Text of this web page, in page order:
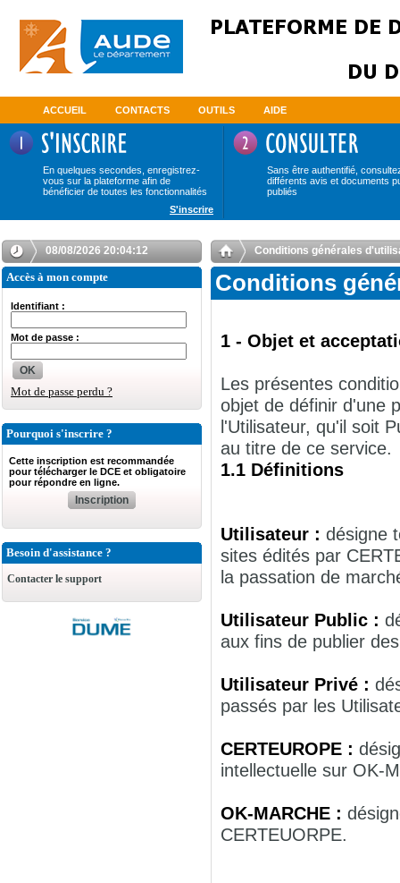
ACCUEIL CONTACTS OUTILS AIDE
En quelques secondes, enregistrez-
vous sur la plateforme afin de
bénéficier de toutes les fonctionnalités
Sans être authentifié,
différents avis et documents
publiés
S'inscrire
08/08/2026 20:04:13
Accès à mon compte
Identifiant :
Mot de passe :
OK
Mot de passe perdu ?
Pourquoi s'inscrire ?
Cette inscription est recommandée
pour télécharger le DCE et obligatoire
pour répondre en ligne.
Inscription
Besoin d'assistance ?
Contacter le support
Conditions générales
Conditions
1 - Objet et
Les présentes
objet de définir d'une
l'Utilisateur, qu'il soit
au titre de ce service.
1.1 Définitions
Utilisateur : désigne
sites édités par
la passation de
Utilisateur Public :
aux fins de publier
Utilisateur Privé :
passés par les
CERTEUROPE :
intellectuelle sur OK-
OK-MARCHE :
CERTEUORPE.